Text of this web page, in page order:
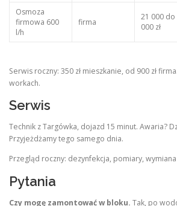
Osmoza
firmowa 600
l/h
firma
21 000 do
000 zł
Serwis roczny: 350 zł mieszkanie, od 900 zł
workach.
Serwis
Technik z Targówka, dojazd 15 minut. Awaria?
Przyjeżdżamy tego samego dnia.
Przegląd roczny: dezynfekcja, pomiary,
Pytania
Czy mogę zamontować w bloku. Tak, po